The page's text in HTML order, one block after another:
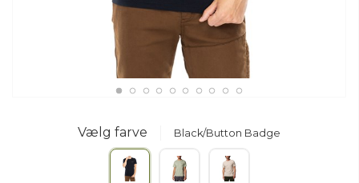
Vælg farve Black/Button Badge